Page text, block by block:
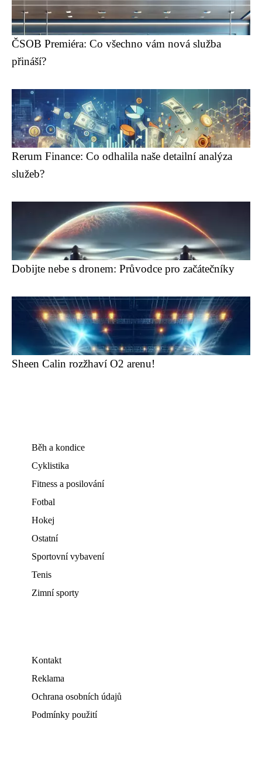
ČSOB Premiéra: Co všechno vám nová služba
přináší?
Rerum Finance: Co odhalila naše detailní analýza
služeb?
Dobijte nebe s dronem: Průvodce pro začátečníky
Sheen Calin rozžhaví O2 arenu!
Běh a kondice
Cyklistika
Fitness a posilování
Fotbal
Hokej
Ostatní
Sportovní vybavení
Tenis
Zimní sporty
Kontakt
Reklama
Ochrana osobních údajů
Podmínky použití